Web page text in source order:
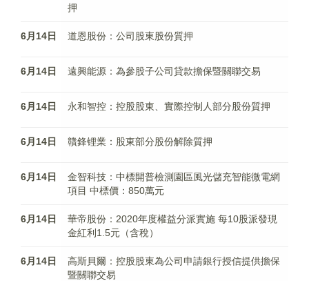
押
6月14日 道恩股份：公司股東股份質押
6月14日 遠興能源：為參股子公司貸款擔保暨關聯交易
6月14日 永和智控：控股股東、實際控制人部分股份質押
6月14日 贛鋒锂業：股東部分股份解除質押
6月14日
金智科技：中標開普檢測園區風光儲充智能微電網
項目 中標價：850萬元
6月14日
華帝股份：2020年度權益分派實施 每10股派發現
金紅利1.5元（含稅）
6月14日
高斯貝爾：控股股東為公司申請銀行授信提供擔保
暨關聯交易